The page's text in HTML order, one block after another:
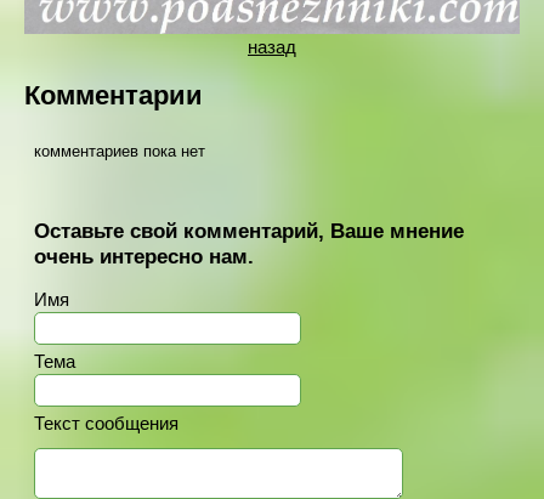
назад
Комментарии
комментариев пока нет
Оставьте свой комментарий, Ваше мнение
очень интересно нам.
Имя
Тема
Текст сообщения